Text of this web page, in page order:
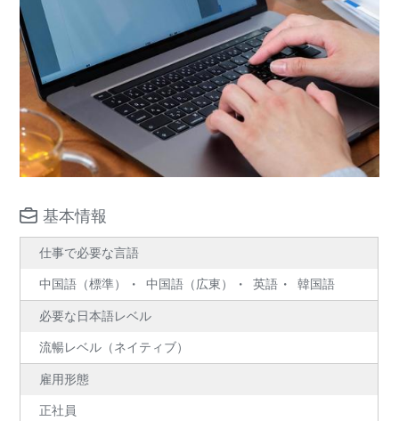
基本情報
仕事で必要な言語
中国語（標準） 中国語（広東） 英語 韓国語
必要な日本語レベル
流暢レベル（ネイティブ）
雇用形態
正社員